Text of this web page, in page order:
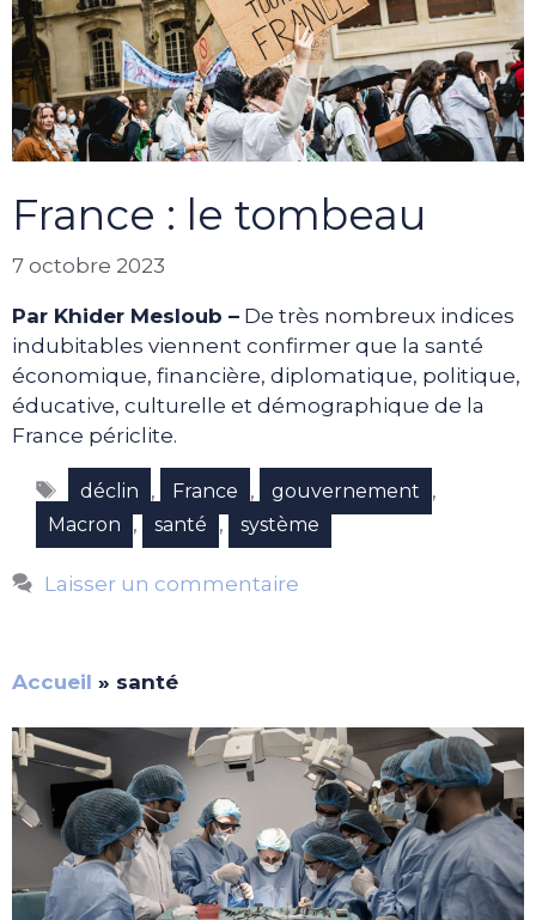
France : le tombeau
7 octobre 2023
Par Khider Mesloub – De très nombreux indices
indubitables viennent confirmer que la santé
économique, financière, diplomatique, politique,
éducative, culturelle et démographique de la
France périclite.
Étiquettes
déclin , France , gouvernement ,
Macron , santé , système
Laisser un commentaire
Accueil » santé